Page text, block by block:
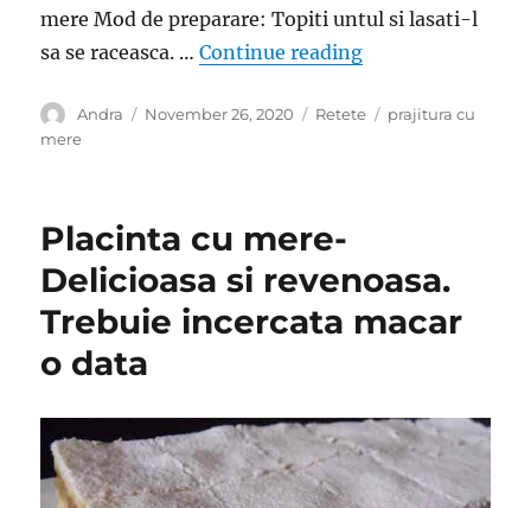
mere Mod de preparare: Topiti untul si lasati-l
sa se raceasca. …Continue reading“Prajitura cu
Author
Andra
Posted
November 26, 2020 Categories
Retete Tags
prajitura cu
mere
Placinta cu mere-
Delicioasa si revenoasa.
Trebuie incercata macar
o data